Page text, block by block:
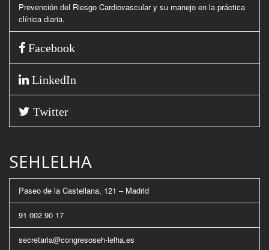
Prevención del Riesgo Cardiovascular y su manejo en la práctica
clínica diaria.
Facebook
LinkedIn
Twitter
SEHLELHA
Paseo de la Castellana, 121 – Madrid
91 002 90 17
secretaria@congresoseh-lelha.es